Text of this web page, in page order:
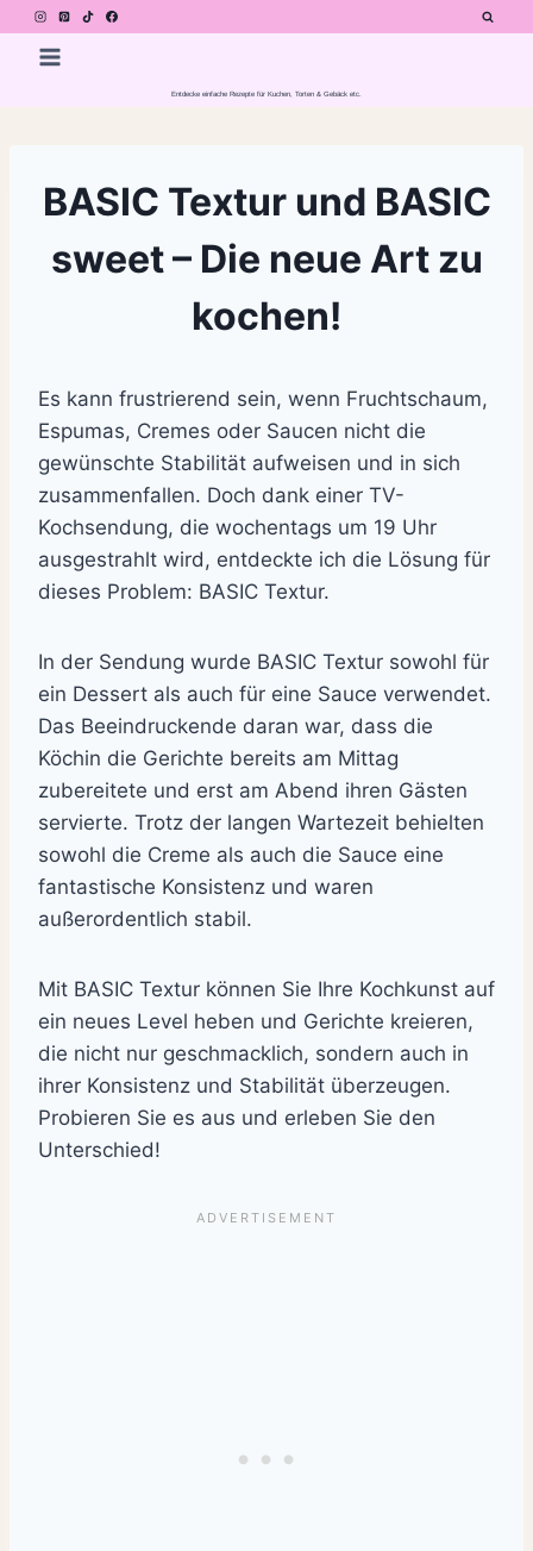
Zum
Inhalt
Entdecke einfache Rezepte für Kuchen, Torten & Gebäck etc.
BASIC Textur und BASIC
sweet – Die neue Art zu
kochen!
Es kann frustrierend sein, wenn Fruchtschaum,
Espumas, Cremes oder Saucen nicht die
gewünschte Stabilität aufweisen und in sich
zusammenfallen. Doch dank einer TV-
Kochsendung, die wochentags um 19 Uhr
ausgestrahlt wird, entdeckte ich die Lösung für
dieses Problem: BASIC Textur.
In der Sendung wurde BASIC Textur sowohl für
ein Dessert als auch für eine Sauce verwendet.
Das Beeindruckende daran war, dass die
Köchin die Gerichte bereits am Mittag
zubereitete und erst am Abend ihren Gästen
servierte. Trotz der langen Wartezeit behielten
sowohl die Creme als auch die Sauce eine
fantastische Konsistenz und waren
außerordentlich stabil.
Mit BASIC Textur können Sie Ihre Kochkunst auf
ein neues Level heben und Gerichte kreieren,
die nicht nur geschmacklich, sondern auch in
ihrer Konsistenz und Stabilität überzeugen.
Probieren Sie es aus und erleben Sie den
Unterschied!